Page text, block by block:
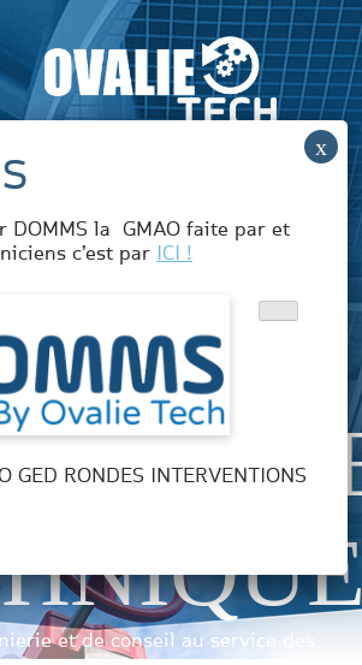
et de conseil au service des
DOMMS la GMAO faite par et
c’est par ICI !
GED RONDES INTERVENTIONS